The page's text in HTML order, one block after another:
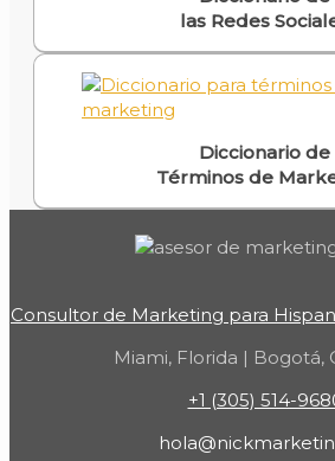
las Redes
Diccionario de
Términos de
Consultor de Marketing para
Miami, Florida | Bogotá,
+1 (305) 514-